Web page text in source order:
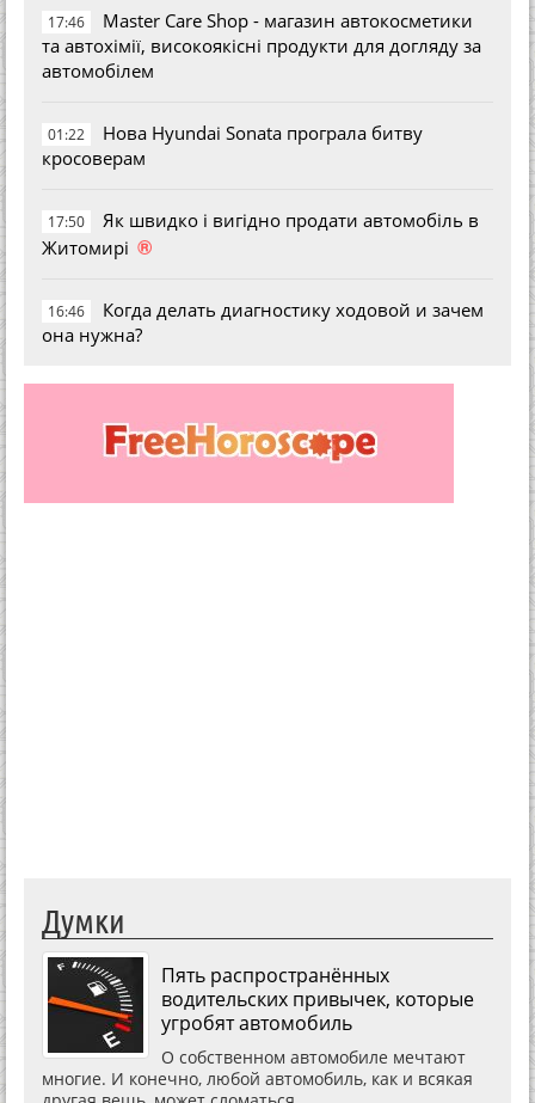
17:46
Master Care Shop - магазин автокосметики
та автохімії, високоякісні продукти для догляду за
автомобілем
01:22
Нова Hyundai Sonata програла битву
кросоверам
17:50
Як швидко і вигідно продати автомобіль в
Житомирі ®
16:46
Когда делать диагностику ходовой и зачем
она нужна?
Думки
Пять распространённых
водительских привычек, которые
угробят автомобиль
О собственном автомобиле мечтают
многие. И конечно, любой автомобиль, как и всякая